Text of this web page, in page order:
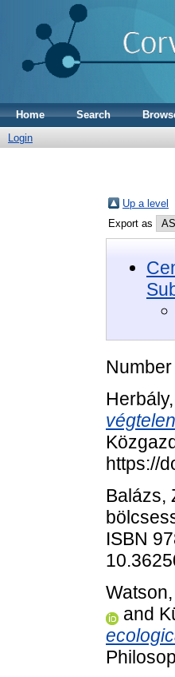
Home Search
Login
Up a level
Export as
https://
Balázs,
ISBN
and